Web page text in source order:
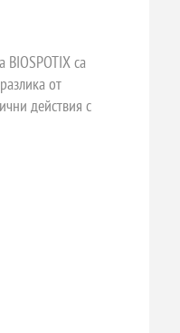
BIOSPOTIX са
от
действия с